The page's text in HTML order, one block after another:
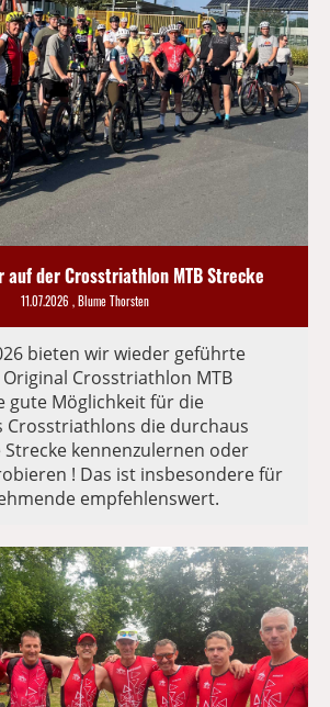
auf der Crosstriathlon MTB Strecke
11.07.2026 , Blume Thorsten
bieten wir wieder geführte
Crosstriathlon MTB
gute Möglichkeit für die
Crosstriathlons die durchaus
kennenzulernen oder
! Das ist insbesondere für
empfehlenswert.